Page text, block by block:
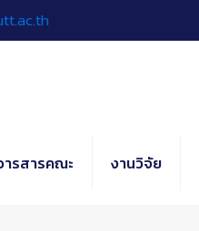
ารสารคณะ งานวิจัย